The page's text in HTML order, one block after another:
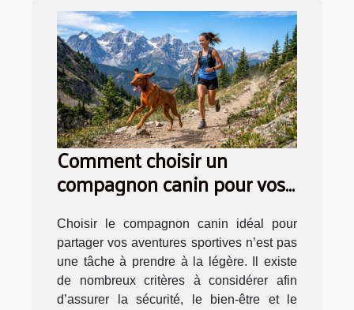
Comment choisir un
compagnon canin pour vos
aventures sportives ?
Choisir le compagnon canin idéal pour
partager vos aventures sportives n’est pas
une tâche à prendre à la légère. Il existe
de nombreux critères à considérer afin
d’assurer la sécurité, le bien-être et le